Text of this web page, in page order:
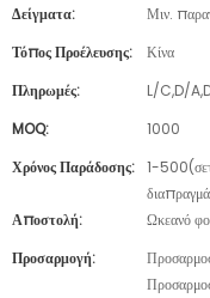
Δείγματα:
Μιν.
Τόπος Προέλευσης:
Κίνα
Πληρωμές:
L/C,D/
MOQ:
1000
Χρόνος Παράδοσης: 1-
Αποστολή:
Ωκεανό
Προσαρμογή: